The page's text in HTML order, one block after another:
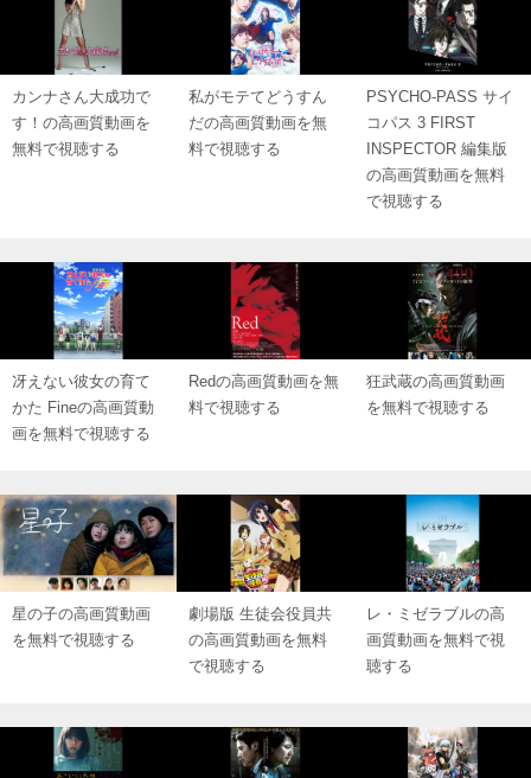
カンナさん大成功で
す！の高画質動画を
無料で視聴する
私がモテてどうすん
だの高画質動画を無
料で視聴する
PSYCHO-PASS サイ
コパス 3 FIRST
INSPECTOR 編集版
の高画質動画を無料
で視聴する
冴えない彼女の育て
かた Fineの高画質動
画を無料で視聴する
Redの高画質動画を無
料で視聴する
狂武蔵の高画質動画
を無料で視聴する
星の子の高画質動画
を無料で視聴する
劇場版 生徒会役員共
の高画質動画を無料
で視聴する
レ・ミゼラブルの高
画質動画を無料で視
聴する